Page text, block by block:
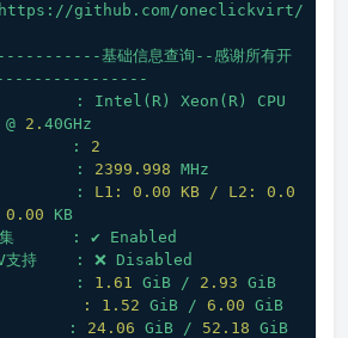
：https://github.com/oneclickvirt/
基础信息查询--感谢所有开
: Intel(R) Xeon(R)
CPU
@ 2. 40GHz
:
2
: 2399.998 MHz
:
L1: 0.00 KB / L2: 0.0
0.00
KB
: ✔ Enabled
支持
: ❌ Disabled
: 1.61 GiB / 2.93 GiB
:
1.52 GiB / 6.00 GiB
: 24.06 GiB / 52.18 GiB